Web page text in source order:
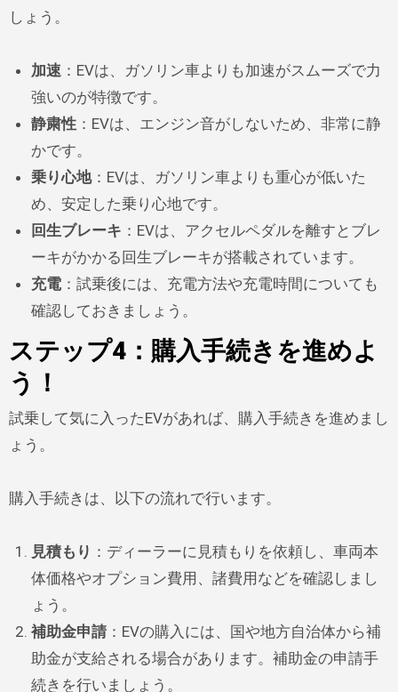
しょう。
加速 ：EVは、ガソリン車よりも加速がスムーズで力
強いのが特徴です。
静粛性 ：EVは、エンジン音がしないため、非常に静
かです。
乗り心地：EVは、ガソリン車よりも重心が低いた
め、安定した乗り心地です。
回生ブレーキ ：EVは、アクセルペダルを離すとブレ
ーキがかかる回生ブレーキが搭載されています。
充電 ：試乗後には、充電方法や充電時間についても
確認しておきましょう。
ステップ4：購入手続きを進めよ
う！
試乗して気に入ったEVがあれば、購入手続きを進めまし
ょう。
購入手続きは、以下の流れで行います。
見積もり ：ディーラーに見積もりを依頼し、車両本
体価格やオプション費用、諸費用などを確認しまし
ょう。
補助金申請 ：EVの購入には、国や地方自治体から補
助金が支給される場合があります。補助金の申請手
続きを行いましょう。